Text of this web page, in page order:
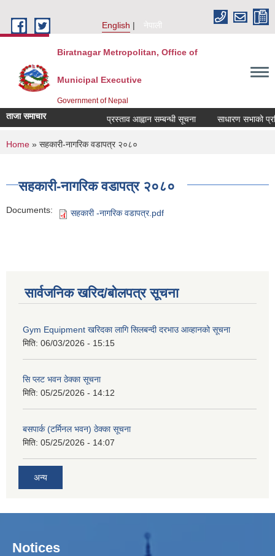
English
नेपाली
Biratnagar Metropolitan, Office of
Municipal Executive
Government of Nepal
ताजा समाचार प्रस्ताव आह्वान सम्बन्धी सूचना साधारण सभाको
You are here
Home » सहकारी-नागरिक वडापत्र २०८०
सहकारी-नागरिक वडापत्र २०८०
Documents: सहकारी -नागरिक वडापत्र.pdf
सार्वजनिक खरिद/बोलपत्र सूचना
Gym Equipment खरिदका लागि सिलबन्दी दरभाउ आव्हानको सूचना
मिति: 06/03/2026 - 15:15
सि प्लट भवन ठेक्का सूचना
मिति: 05/25/2026 - 14:12
बसपार्क (टर्मिनल भवन) ठेक्का सूचना
मिति: 05/25/2026 - 14:07
अन्य
Notices